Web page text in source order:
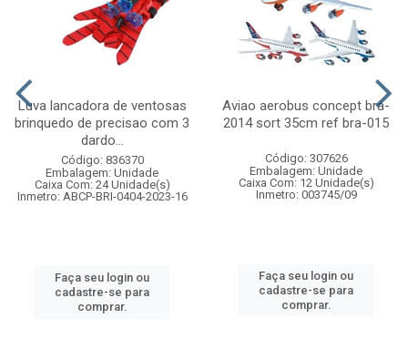
Luva lancadora de ventosas
brinquedo de precisao com 3
dardo...
Código: 836370
Embalagem: Unidade
Caixa Com: 24 Unidade(s)
Inmetro: ABCP-BRI-0404-2023-16
Faça seu login ou
cadastre-se para
comprar.
Aviao aerobus concept bra-
2014 sort 35cm ref bra-015
Código: 307626
Embalagem: Unidade
Caixa Com: 12 Unidade(s)
Inmetro: 003745/09
Faça seu login ou
cadastre-se para
comprar.